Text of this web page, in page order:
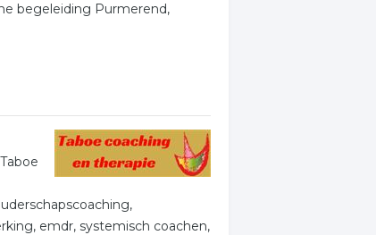
begeleiding Purmerend,
emdr, systemisch coachen,